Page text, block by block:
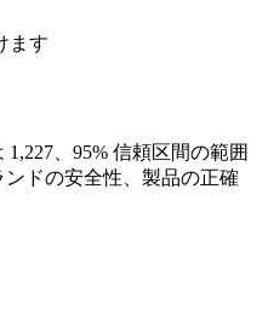
ます
、95% 信頼区間の範囲
ドの安全性、製品の正確